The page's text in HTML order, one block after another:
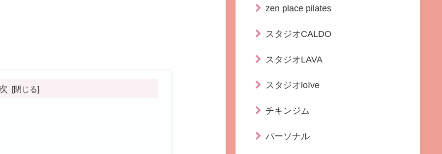
zen place pilates
スタジオCALDO
スタジオLAVA
スタジオloIve
チキンジム
パーソナル